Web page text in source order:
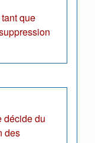
que
décide du
des